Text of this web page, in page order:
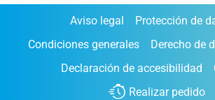
Aviso legal
Protección de
Condiciones generales
Derecho de
Declaración de accesibilidad
Realizar pedido